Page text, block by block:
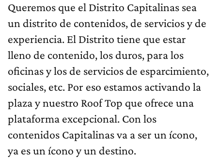
Queremos que el Distrito Capitalinas sea
un distrito de contenidos, de servicios y de
experiencia. El Distrito tiene que estar
lleno de contenido, los duros, para los
oficinas y los de servicios de esparcimiento,
sociales, etc. Por eso estamos activando la
plaza y nuestro Roof Top que ofrece una
plataforma excepcional. Con los
contenidos Capitalinas va a ser un ícono,
ya es un ícono y un destino.